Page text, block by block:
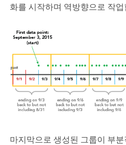
화를 시작하며 역방향으로 작업
마지막으로 생성된 그룹이 부